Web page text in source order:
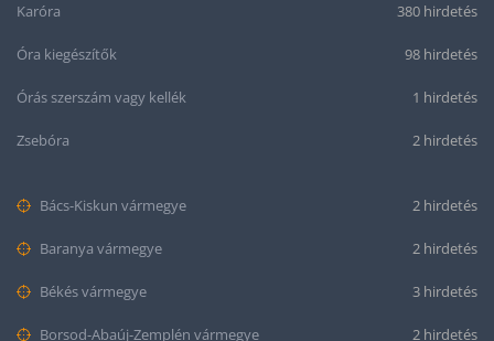
Karóra 380 hirdetés
Óra kiegészítők 98 hirdetés
Órás szerszám vagy kellék 1 hirdetés
Zsebóra 2 hirdetés
Bács-Kiskun vármegye 2 hirdetés
Baranya vármegye 2 hirdetés
Békés vármegye 3 hirdetés
Borsod-Abaúj-Zemplén vármegye 2 hirdetés